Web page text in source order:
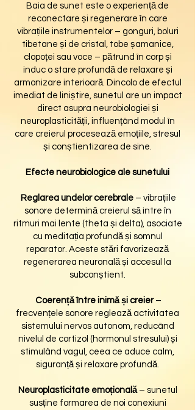
Baia de sunet este o experiență de
reconectare și regenerare în care
vibrațiile instrumentelor – gonguri, boluri
tibetane și de cristal, tobe șamanice,
clopoței sau voce – pătrund în corp și
induc o stare profundă de relaxare și
armonizare interioară. Dincolo de efectul
imediat de liniștire, sunetul are un impact
direct asupra neurobiologiei și
neuroplasticității, influențând modul în
care creierul procesează emoțiile, stresul
și conștientizarea de sine.
Efecte neurobiologice ale sunetului
Reglarea undelor cerebrale – vibrațiile
sonore determină creierul să intre în
ritmuri mai lente (theta și delta), asociate
cu meditația profundă și somnul
reparator. Aceste stări favorizează
regenerarea neuronală și accesul la
subconștient.
Coerență între inimă și creier–
frecvențele sonore reglează activitatea
sistemului nervos autonom, reducând
nivelul de cortizol (hormonul stresului) și
stimulând vagul, ceea ce aduce calm,
siguranță și relaxare profundă.
Neuroplasticitate emoțională – sunetul
susține formarea de noi conexiuni